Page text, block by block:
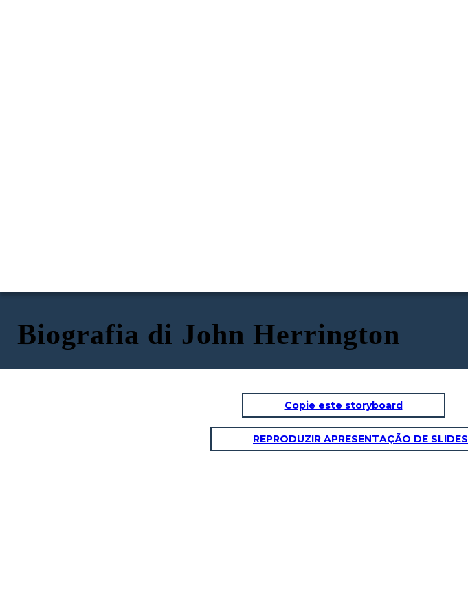
Biografia di John Herrington
Copie este storyboard
REPRODUZIR APRESENTAÇÃO DE SLIDES